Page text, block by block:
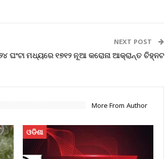
NEXT POST
ଘଂଟା ମଧ୍ୟରେ ୧୭୧୨ ନୂଆ କରୋନା ଆକ୍ରାନ୍ତ ଚିହ୍ନଟ
More From Author
ଓଡିଶା